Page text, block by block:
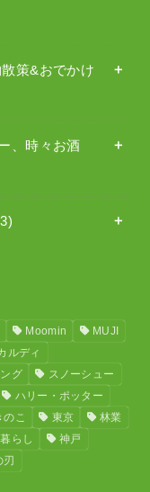
策&おでかけ
、時々お酒
Moomin
MUJI
ルディ
グ
スノーシュー
ハリー・ポッター
のこ 東京
林業
らし
神戸
刃